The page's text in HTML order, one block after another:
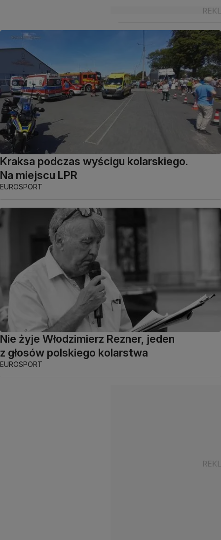
Kraksa podczas wyścigu kolarskiego.
Na miejscu LPR
EUROSPORT
Nie żyje Włodzimierz Rezner, jeden
z głosów polskiego kolarstwa
EUROSPORT